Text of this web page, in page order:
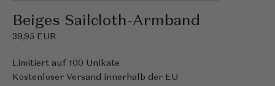
(Esc)
Beiges Sailcloth-Armband
39,95 EUR
Limitiert auf 100 Unikate
Kostenloser Versand innerhalb der EU